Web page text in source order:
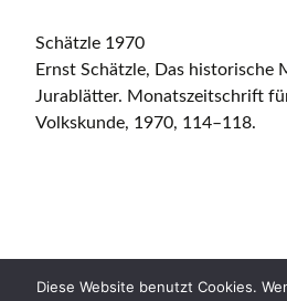
Schätzle 1970
Ernst Schätzle, Das historische
Jurablätter. Monatszeitschrift
Volkskunde, 1970, 114–118.
Diese Website benutzt Cookies.